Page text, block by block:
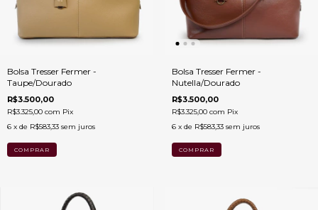
Bolsa Tresser Fermer -
Taupe/Dourado
R$3.500,00
R$3.325,00 com Pix
6 x de R$583,33 sem juros
Bolsa Tresser Fermer -
Nutella/Dourado
R$3.500,00
R$3.325,00 com Pix
6 x de R$583,33 sem juros